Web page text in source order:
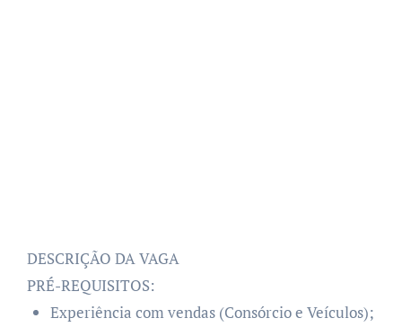
DESCRIÇÃO DA VAGA
PRÉ-REQUISITOS:
Experiência com vendas (Consórcio e Veículos);